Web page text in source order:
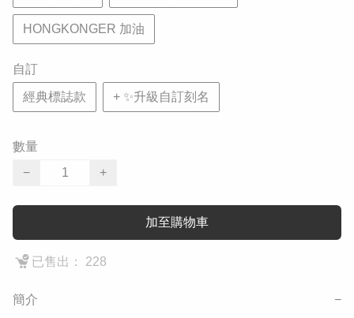
HONGKONGER 加油
自訂
經典標誌款 + ✨升級自訂刻名
數量
−
+
加至購物車
已售出： 228
簡介 −